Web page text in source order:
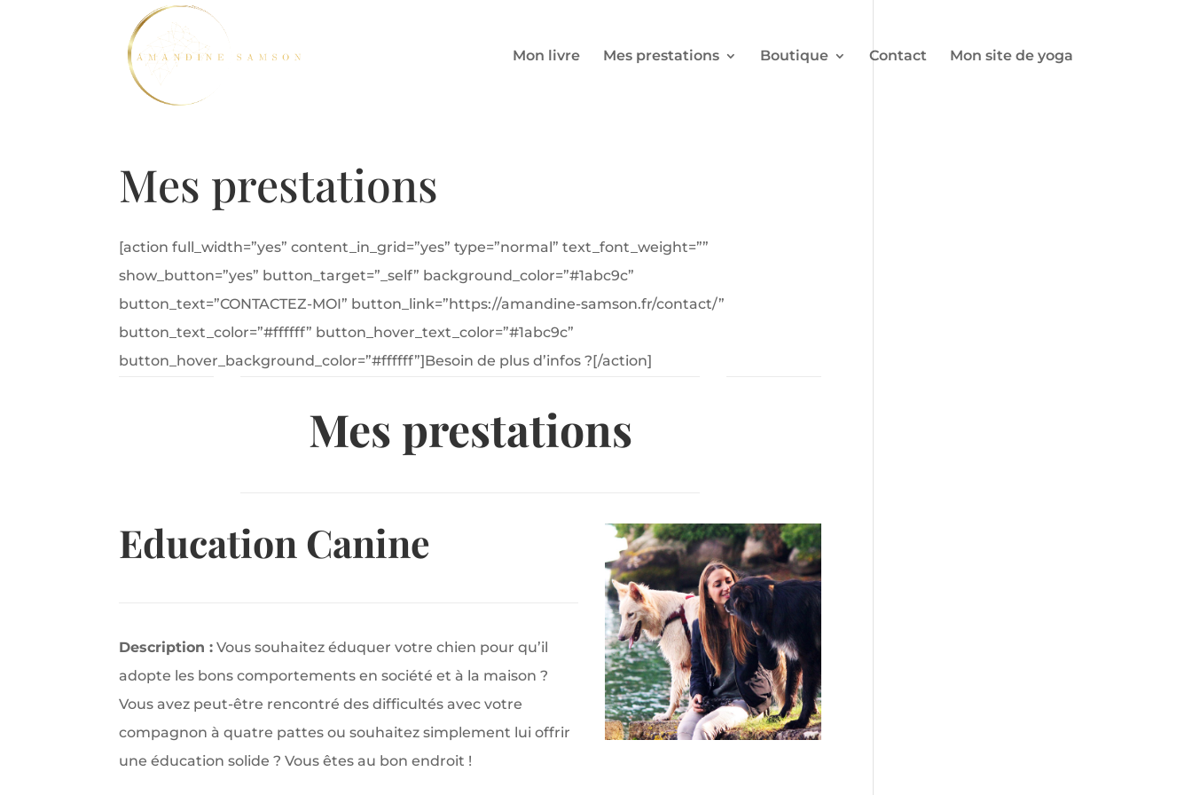
Mon livre Mes prestations Boutique Contact Mon site de yoga
Mes prestations
[action full_width=”yes” content_in_grid=”yes” type=”normal” text_font_weight=””
show_button=”yes” button_target=”_self” background_color=”#1abc9c”
button_text=”CONTACTEZ-MOI” button_link=”https://amandine-samson.fr/contact/”
button_text_color=”#ffffff” button_hover_text_color=”#1abc9c”
button_hover_background_color=”#ffffff”]Besoin de plus d’infos ?[/action]
Mes prestations
Education Canine
Description : Vous souhaitez éduquer votre chien pour qu’il
adopte les bons comportements en société et à la maison ?
Vous avez peut-être rencontré des difficultés avec votre
compagnon à quatre pattes ou souhaitez simplement lui offrir
une éducation solide ? Vous êtes au bon endroit !